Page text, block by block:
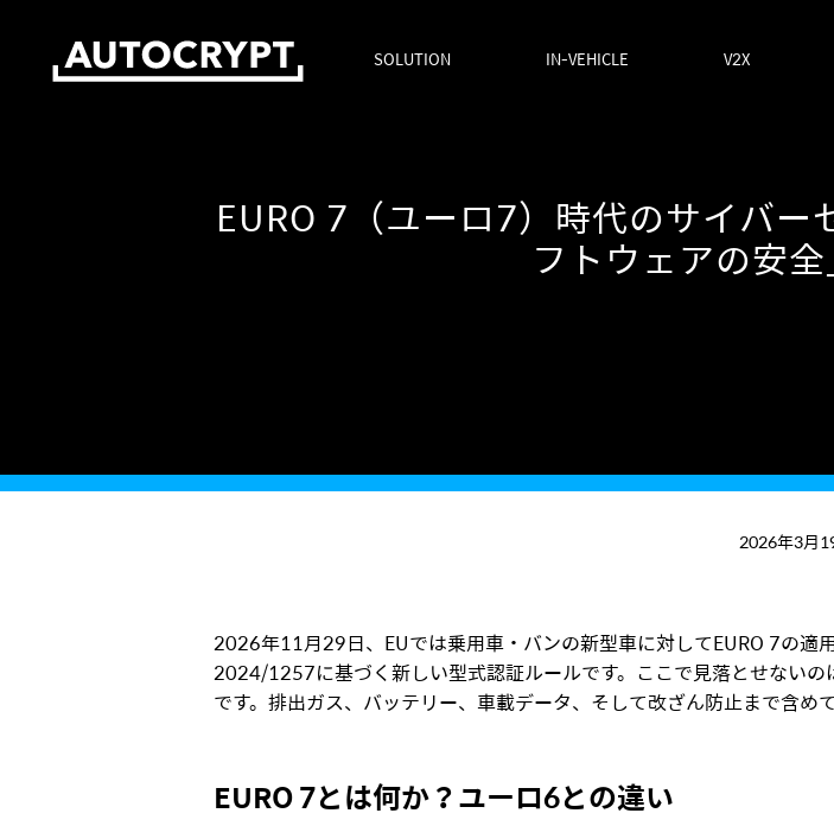
SOLUTION IN-VEHICLE V2X
EURO 7（ユーロ7）時代のサイバー
フトウェアの安全
2026年3月
2026年11月29日、EUでは乗用車・バンの新型車に対してEURO 7の適
2024/1257に基づく新しい型式認証ルールです。ここで見落とせない
です。排出ガス、バッテリー、車載データ、そして改ざん防止まで含め
EURO 7とは何か？ユーロ6との違い